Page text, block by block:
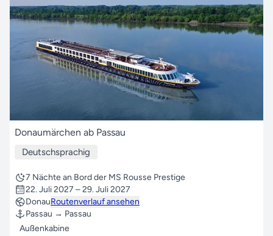
Donaumärchen ab Passau
Deutschsprachig
7 Nächte an Bord der MS Rousse Prestige
22. Juli 2027 – 29. Juli 2027
DonauRoutenverlauf ansehen
Passau → Passau
Außenkabine